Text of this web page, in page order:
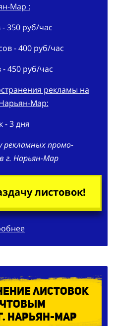
- 350 руб/час
- 400 руб/час
- 450 руб/час
рекламы на
- 3 дня
рекламных промо-
г. Нарьян-Мар
листовок!
листовок
Нарьян-Мар